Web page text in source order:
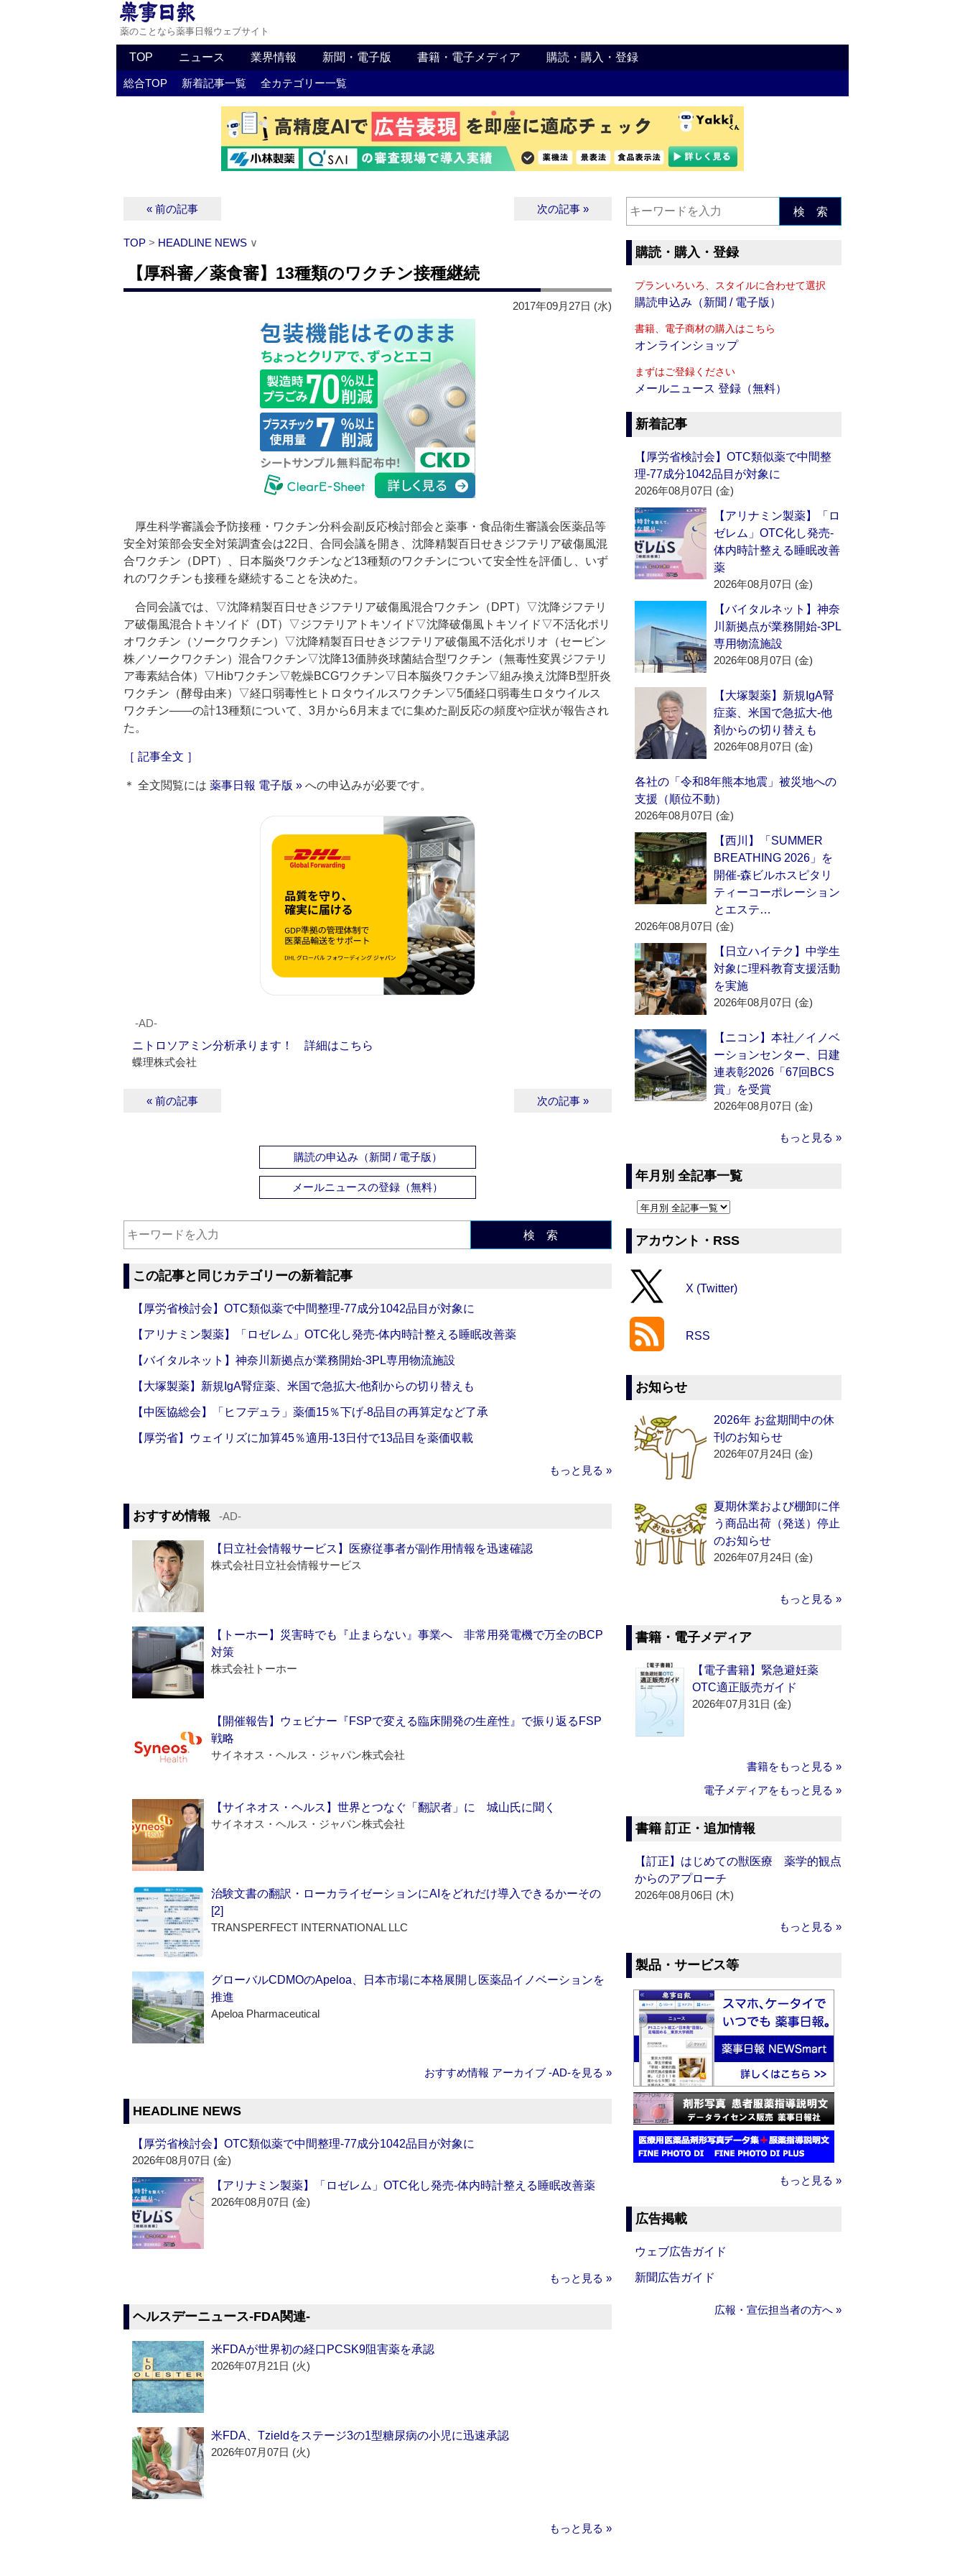
薬のことなら薬事日報ウェブサイト
TOP ニュース 業界情報 新聞・電子版 書籍・電子メディア 購読・購入・登録
総合TOP 新着記事一覧 全カテゴリー一覧
« 前の記事 次の記事 »
TOP > HEADLINE NEWS ∨
【厚科審／薬食審】13種類のワクチン接種継続
2017年09月27日 (水)
厚生科学審議会予防接種・ワクチン分科会副反応検討部会と薬事・食品衛生審議会医薬品等
安全対策部会安全対策調査会は22日、合同会議を開き、沈降精製百日せきジフテリア破傷風混
合ワクチン（DPT）、日本脳炎ワクチンなど13種類のワクチンについて安全性を評価し、いず
れのワクチンも接種を継続することを決めた。
合同会議では、▽沈降精製百日せきジフテリア破傷風混合ワクチン（DPT）▽沈降ジフテリ
ア破傷風混合トキソイド（DT）▽ジフテリアトキソイド▽沈降破傷風トキソイド▽不活化ポリ
オワクチン（ソークワクチン）▽沈降精製百日せきジフテリア破傷風不活化ポリオ（セービン
株／ソークワクチン）混合ワクチン▽沈降13価肺炎球菌結合型ワクチン（無毒性変異ジフテリ
ア毒素結合体）▽Hibワクチン▽乾燥BCGワクチン▽日本脳炎ワクチン▽組み換え沈降B型肝炎
ワクチン（酵母由来）▽経口弱毒性ヒトロタウイルスワクチン▽5価経口弱毒生ロタウイルス
ワクチン――の計13種類について、3月から6月末までに集めた副反応の頻度や症状が報告され
た。
［ 記事全文 ］
＊ 全文閲覧には 薬事日報 電子版 » への申込みが必要です。
‐AD‐
ニトロソアミン分析承ります！ 詳細はこちら
蝶理株式会社
« 前の記事 次の記事 »
購読の申込み（新聞 / 電子版）
メールニュースの登録（無料）
検 索
この記事と同じカテゴリーの新着記事
【厚労省検討会】OTC類似薬で中間整理‐77成分1042品目が対象に
【アリナミン製薬】「ロゼレム」OTC化し発売‐体内時計整える睡眠改善薬
【バイタルネット】神奈川新拠点が業務開始‐3PL専用物流施設
【大塚製薬】新規IgA腎症薬、米国で急拡大‐他剤からの切り替えも
【中医協総会】「ヒフデュラ」薬価15％下げ‐8品目の再算定など了承
【厚労省】ウェイリズに加算45％適用‐13日付で13品目を薬価収載
もっと見る »
おすすめ情報 ‐AD‐
【日立社会情報サービス】医療従事者が副作用情報を迅速確認
株式会社日立社会情報サービス
【トーホー】災害時でも『止まらない』事業へ 非常用発電機で万全のBCP
対策
株式会社トーホー
【開催報告】ウェビナー『FSPで変える臨床開発の生産性』で振り返るFSP
戦略
サイネオス・ヘルス・ジャパン株式会社
【サイネオス・ヘルス】世界とつなぐ「翻訳者」に 城山氏に聞く
サイネオス・ヘルス・ジャパン株式会社
治験文書の翻訳・ローカライゼーションにAIをどれだけ導入できるかーその
[2]
TRANSPERFECT INTERNATIONAL LLC
グローバルCDMOのApeloa、日本市場に本格展開し医薬品イノベーションを
推進
Apeloa Pharmaceutical
おすすめ情報 アーカイブ ‐AD‐を見る »
HEADLINE NEWS
【厚労省検討会】OTC類似薬で中間整理‐77成分1042品目が対象に
2026年08月07日 (金)
【アリナミン製薬】「ロゼレム」OTC化し発売‐体内時計整える睡眠改善薬
2026年08月07日 (金)
もっと見る »
ヘルスデーニュース‐FDA関連‐
米FDAが世界初の経口PCSK9阻害薬を承認
2026年07月21日 (火)
米FDA、Tzieldをステージ3の1型糖尿病の小児に迅速承認
2026年07月07日 (火)
もっと見る »
検 索
購読・購入・登録
プランいろいろ、スタイルに合わせて選択
購読申込み（新聞 / 電子版）
書籍、電子商材の購入はこちら
オンラインショップ
まずはご登録ください
メールニュース 登録（無料）
新着記事
【厚労省検討会】OTC類似薬で中間整
理‐77成分1042品目が対象に
2026年08月07日 (金)
【アリナミン製薬】「ロ
ゼレム」OTC化し発売‐
体内時計整える睡眠改善
薬
2026年08月07日 (金)
【バイタルネット】神奈
川新拠点が業務開始‐3PL
専用物流施設
2026年08月07日 (金)
【大塚製薬】新規IgA腎
症薬、米国で急拡大‐他
剤からの切り替えも
2026年08月07日 (金)
各社の「令和8年熊本地震」被災地への
支援（順位不動）
2026年08月07日 (金)
【西川】「SUMMER
BREATHING 2026」を
開催‐森ビルホスピタリ
ティーコーポレーション
とエステ…
2026年08月07日 (金)
【日立ハイテク】中学生
対象に理科教育支援活動
を実施
2026年08月07日 (金)
【ニコン】本社／イノベ
ーションセンター、日建
連表彰2026「67回BCS
賞」を受賞
2026年08月07日 (金)
もっと見る »
年月別 全記事一覧
アカウント・RSS
X (Twitter)
RSS
お知らせ
2026年 お盆期間中の休
刊のお知らせ
2026年07月24日 (金)
夏期休業および棚卸に伴
う商品出荷（発送）停止
のお知らせ
2026年07月24日 (金)
もっと見る »
書籍・電子メディア
【電子書籍】緊急避妊薬
OTC適正販売ガイド
2026年07月31日 (金)
書籍をもっと見る »
電子メディアをもっと見る »
書籍 訂正・追加情報
【訂正】はじめての獣医療 薬学的観点
からのアプローチ
2026年08月06日 (木)
もっと見る »
製品・サービス等
もっと見る »
広告掲載
ウェブ広告ガイド
新聞広告ガイド
広報・宣伝担当者の方へ »